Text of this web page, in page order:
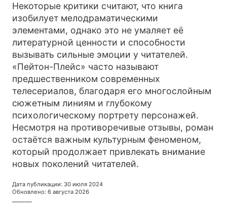
Некоторые критики считают, что книга
изобилует мелодраматическими
элементами, однако это не умаляет её
литературной ценности и способности
вызывать сильные эмоции у читателей.
«Пейтон-Плейс» часто называют
предшественником современных
телесериалов, благодаря его многослойным
сюжетным линиям и глубокому
психологическому портрету персонажей.
Несмотря на противоречивые отзывы, роман
остаётся важным культурным феноменом,
который продолжает привлекать внимание
новых поколений читателей.
Дата публикации: 30 июля 2024
Обновлено: 6 августа 2026
———